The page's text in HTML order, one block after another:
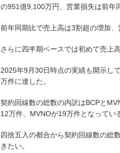
の951億9,100万円、営業損失は前年
前年同期比で売上高は3割超の増加
さらに四半期ベースでは初めて売上
2025年9月30日時点の実績も開示し
万件に達した。
契約回線数の総数の内訳はBCPと
12万件、MVNOが19万件となってい
四捨五入の都合から契約回線数の総
きたい。